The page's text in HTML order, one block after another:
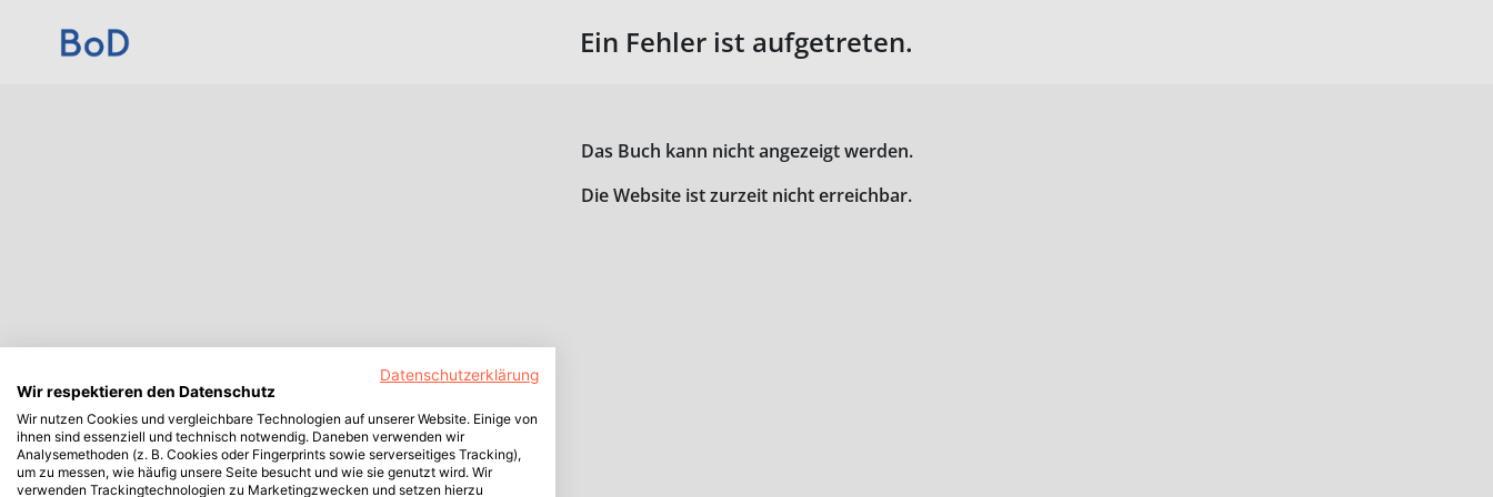
Ein Fehler ist aufgetreten.
Das Buch kann nicht angezeigt werden.
Die Website ist zurzeit nicht erreichbar.
Datenschutzerklärung
Wir respektieren den Datenschutz
Wir nutzen Cookies und vergleichbare Technologien auf unserer Website. Einige von
ihnen sind essenziell und technisch notwendig. Daneben verwenden wir
Analysemethoden (z. B. Cookies oder Fingerprints sowie serverseitiges Tracking),
um zu messen, wie häufig unsere Seite besucht und wie sie genutzt wird. Wir
verwenden Trackingtechnologien zu Marketingzwecken und setzen hierzu